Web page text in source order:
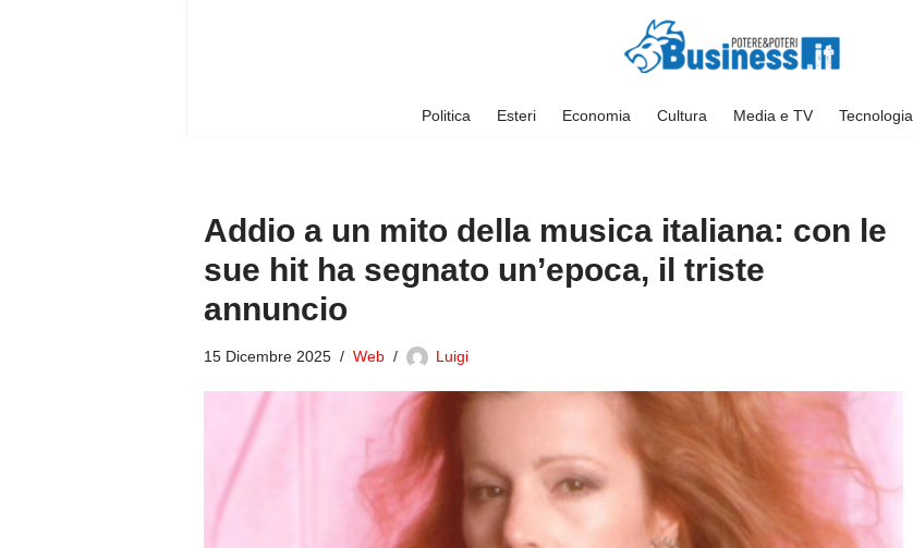
Politica Esteri Economia Cultura Media e TV Tecnologia
Addio a un mito della musica italiana: con le
sue hit ha segnato un’epoca, il triste
annuncio
15 Dicembre 2025 Web Luigi